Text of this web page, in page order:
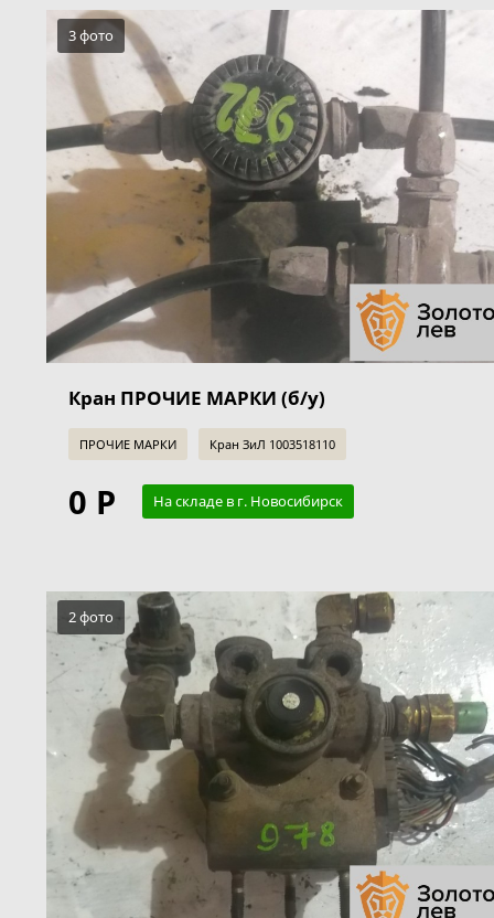
3 фото
Кран ПРОЧИЕ МАРКИ (б/у)
ПРОЧИЕ МАРКИ Кран ЗиЛ 1003518110
0 Р На складе в г. Новосибирск
2 фото